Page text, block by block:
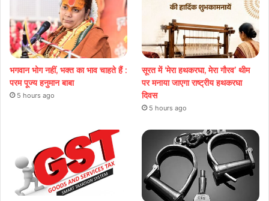
भगवान भोग नहीं, भक्त का भाव चाहते हैं :
परम पूज्य हनुमान बाबा
5 hours ago
सूरत में ‘मेरा हथकरघा, मेरा गौरव’ थीम
पर मनाया जाएगा राष्ट्रीय हथकरघा
दिवस
5 hours ago